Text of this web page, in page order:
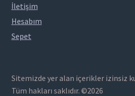
İletişim
Hesabım
Sepet
Sitemizde yer alan içerikler izinsiz
Tüm hakları saklıdır. ©2026